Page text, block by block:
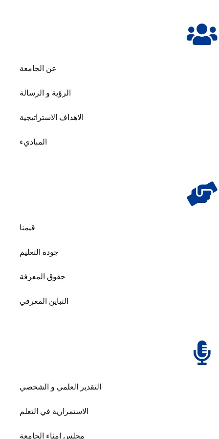
عن الجامعة
الرؤية و الرسالة
الاهداف الاستراتيجية
المباديء
قيمنا
جودة التعليم
حقوق المعرفة
التباين المعرفي
التقدير العلمي و الشخصي
الاستمرارية في التعلم
مجلس امناء الجامعة